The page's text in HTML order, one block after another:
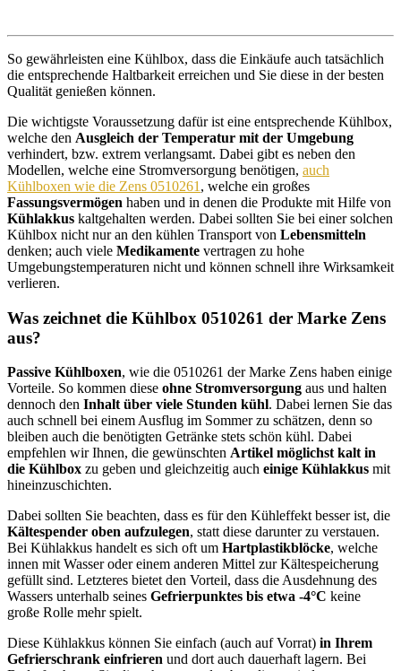
So gewährleisten eine Kühlbox, dass die Einkäufe auch tatsächlich
die entsprechende Haltbarkeit erreichen und Sie diese in der besten
Qualität genießen können.
Die wichtigste Voraussetzung dafür ist eine entsprechende Kühlbox,
welche den Ausgleich der Temperatur mit der Umgebung
verhindert, bzw. extrem verlangsamt. Dabei gibt es neben den
Modellen, welche eine Stromversorgung benötigen, auch
Kühlboxen wie die Zens 0510261 , welche ein großes
Fassungsvermögen haben und in denen die Produkte mit Hilfe von
Kühlakkus kaltgehalten werden. Dabei sollten Sie bei einer solchen
Kühlbox nicht nur an den kühlen Transport von Lebensmitteln
denken; auch viele Medikamente vertragen zu hohe
Umgebungstemperaturen nicht und können schnell ihre Wirksamkeit
verlieren.
Was zeichnet die Kühlbox 0510261 der Marke Zens
aus?
Passive Kühlboxen, wie die 0510261 der Marke Zens haben einige
Vorteile. So kommen diese ohne Stromversorgung aus und halten
dennoch den Inhalt über viele Stunden kühl. Dabei lernen Sie das
auch schnell bei einem Ausflug im Sommer zu schätzen, denn so
bleiben auch die benötigten Getränke stets schön kühl. Dabei
empfehlen wir Ihnen, die gewünschten Artikel möglichst kalt in
die Kühlbox zu geben und gleichzeitig auch einige Kühlakkus mit
hineinzuschichten.
Dabei sollten Sie beachten, dass es für den Kühleffekt besser ist, die
Kältespender oben aufzulegen, statt diese darunter zu verstauen.
Bei Kühlakkus handelt es sich oft um Hartplastikblöcke, welche
innen mit Wasser oder einem anderen Mittel zur Kältespeicherung
gefüllt sind. Letzteres bietet den Vorteil, dass die Ausdehnung des
Wassers unterhalb seines Gefrierpunktes bis etwa -4°C keine
große Rolle mehr spielt.
Diese Kühlakkus können Sie einfach (auch auf Vorrat) in Ihrem
Gefrierschrank einfrieren und dort auch dauerhaft lagern. Bei